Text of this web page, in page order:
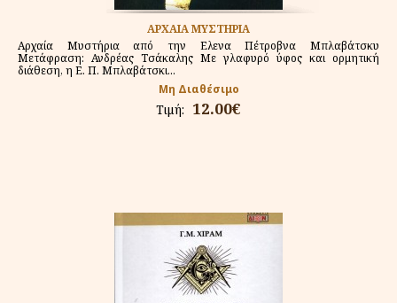
ΑΡΧΑΙΑ ΜΥΣΤΗΡΙΑ
Αρχαία Μυστήρια από την Ελενα Πέτροβνα Μπλαβάτσκυ
Μετάφραση: Ανδρέας Τσάκαλης Με γλαφυρό ύφος και ορμητική
διάθεση, η Ε. Π. Μπλαβάτσκι...
Μη Διαθέσιμο
Τιμή: 12.00€